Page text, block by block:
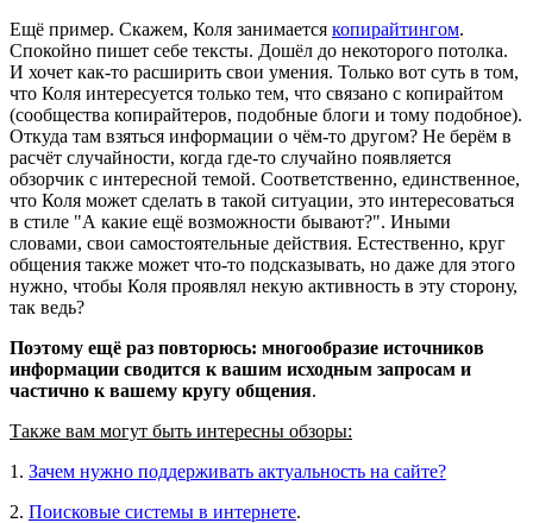
Ещё пример. Скажем, Коля занимается копирайтингом.
Спокойно пишет себе тексты. Дошёл до некоторого потолка.
И хочет как-то расширить свои умения. Только вот суть в том,
что Коля интересуется только тем, что связано с копирайтом
(сообщества копирайтеров, подобные блоги и тому подобное).
Откуда там взяться информации о чём-то другом? Не берём в
расчёт случайности, когда где-то случайно появляется
обзорчик с интересной темой. Соответственно, единственное,
что Коля может сделать в такой ситуации, это интересоваться
в стиле "А какие ещё возможности бывают?". Иными
словами, свои самостоятельные действия. Естественно, круг
общения также может что-то подсказывать, но даже для этого
нужно, чтобы Коля проявлял некую активность в эту сторону,
так ведь?
Поэтому ещё раз повторюсь: многообразие источников
информации сводится к вашим исходным запросам и
частично к вашему кругу общения.
Также вам могут быть интересны обзоры:
1. Зачем нужно поддерживать актуальность на сайте?
2. Поисковые системы в интернете.